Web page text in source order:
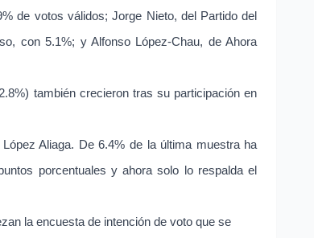
de votos válidos; Jorge Nieto, del Partido del
con 5.1%; y Alfonso López-Chau, de Ahora
también crecieron tras su participación en
Aliaga. De 6.4% de la última muestra ha
porcentuales y ahora solo lo respalda el
la encuesta de intención de voto que se